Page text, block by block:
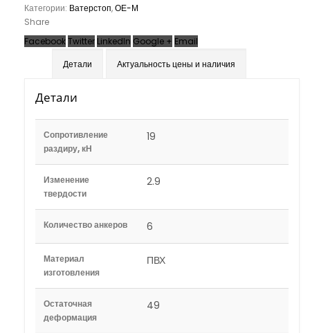
Категории: Ватерстоп,ОЕ-М
Share
FacebookTwitter LinkedIn Google + Email
Детали
Актуальность цены и наличия
Детали
Сопротивление
раздиру, кН
19
Изменение
твердости
2.9
Количество анкеров 6
Материал
изготовления
ПВХ
Остаточная
деформация
49